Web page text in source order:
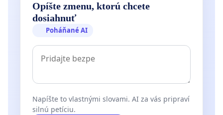
Opíšte zmenu, ktorú chcete
dosiahnuť
Poháňané AI
Napíšte to vlastnými slovami. AI za vás pripraví
silnú petíciu.